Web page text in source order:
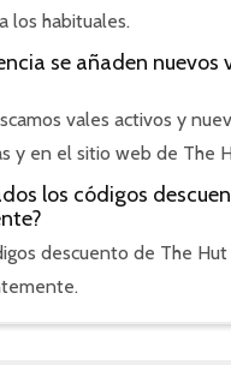
los habituales.
se añaden nuevos
vales activos y
y en el sitio web de The
los códigos
descuento de The Hut